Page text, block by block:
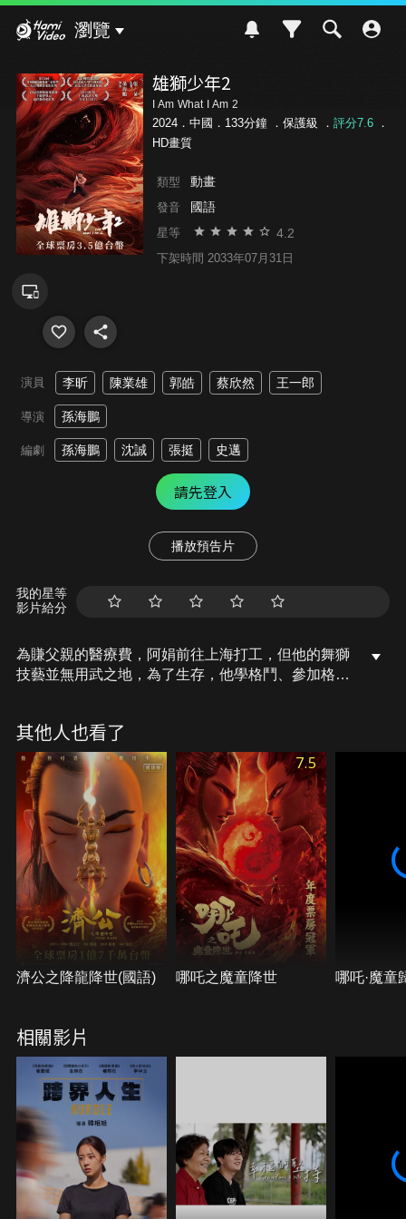
瀏覽
雄獅少年2
I Am What I Am 2
2024．中國．133分鐘 ． 保護級 ． 評分7.6．
HD畫質
類型 動畫
發音 國語
星等 4.2
下架時間 2033年07月31日
演員 李昕 陳業雄 郭皓 蔡欣然 王一郎
導演 孫海鵬
編劇 孫海鵬 沈誠 張挺 史邁
請先登入
播放預告片
我的星等
影片給分
為賺父親的醫療費，阿娟前往上海打工，但他的舞獅
技藝並無用武之地，為了生存，他學格鬥、參加格鬥
斷行業，對手利用網路對他進行汙衊，面對鋪天蓋地
的負面輿論，阿娟必須戰勝所有的高手、偏見和自
己。
其他人也看了
濟公之降龍降世(國語)
7.5
哪吒之魔童降世 哪吒·魔童
相關影片